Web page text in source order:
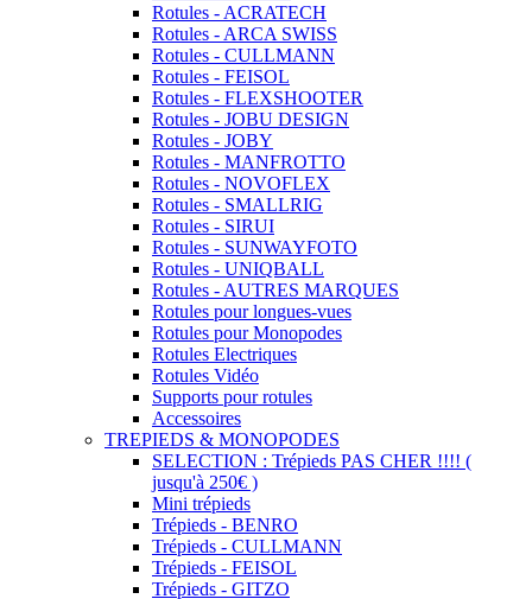
Rotules - ACRATECH
Rotules - ARCA SWISS
Rotules - CULLMANN
Rotules - FEISOL
Rotules - FLEXSHOOTER
Rotules - JOBU DESIGN
Rotules - JOBY
Rotules - MANFROTTO
Rotules - NOVOFLEX
Rotules - SMALLRIG
Rotules - SIRUI
Rotules - SUNWAYFOTO
Rotules - UNIQBALL
Rotules - AUTRES MARQUES
Rotules pour longues-vues
Rotules pour Monopodes
Rotules Electriques
Rotules Vidéo
Supports pour rotules
Accessoires
TREPIEDS & MONOPODES
SELECTION : Trépieds PAS CHER !!!! (
jusqu'à 250€ )
Mini trépieds
Trépieds - BENRO
Trépieds - CULLMANN
Trépieds - FEISOL
Trépieds - GITZO